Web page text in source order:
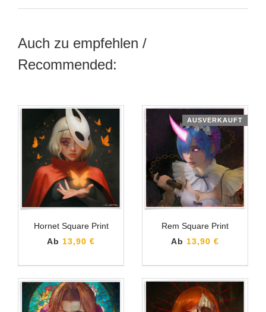
Auch zu empfehlen /
Recommended:
Hornet Square Print
Ab 13,90 €
AUSVERKAUFT
Rem Square Print
Ab 13,90 €